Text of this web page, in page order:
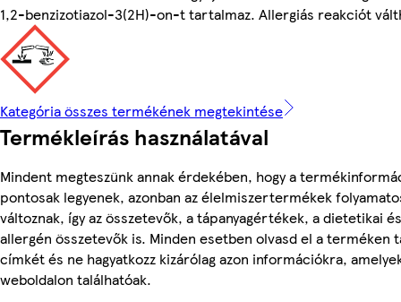
1,2-benzizotiazol-3(2H)-on-t tartalmaz. Allergiás reakciót
Kategória összes termékének megtekintése
Termékleírás használatával
Mindent megteszünk annak érdekében, hogy a
pontosak legyenek, azonban az élelmiszertermékek
változnak, így az összetevők, a tápanyagértékek, a dietetikai és
allergén összetevők is. Minden esetben olvasd el a terméken
címkét és ne hagyatkozz kizárólag azon információkra,
weboldalon találhatóak.